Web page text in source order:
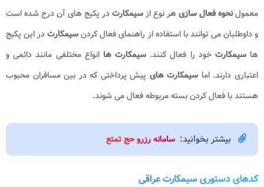
معمولنحوه فعال سازی هر نوع ازسیمکارتدر پکیج های آن درج شده است
و داوطلبان می توانند با استفاده از راهنمای فعال کردنسیمکارتدر این پکیج
هاسیمکارتخود را فعال کنند. سیمکارت ها انواع مختلفی مانند دائمی و
اعتباری دارند. اما سیمکارت های پیش پرداختی که در بین مسافران محبوب
هستند با فعال کردن بسته مربوطه فعال می شوند.
بیشتر بخوانید: سامانه رزرو حج تمتع
کدهای دستوری سیمکارت عراقی